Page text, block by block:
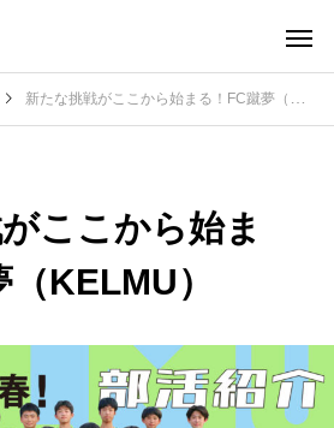
新たな挑戦がここから始まる！FC蹴夢（KELMU）
ここから始ま
KELMU）